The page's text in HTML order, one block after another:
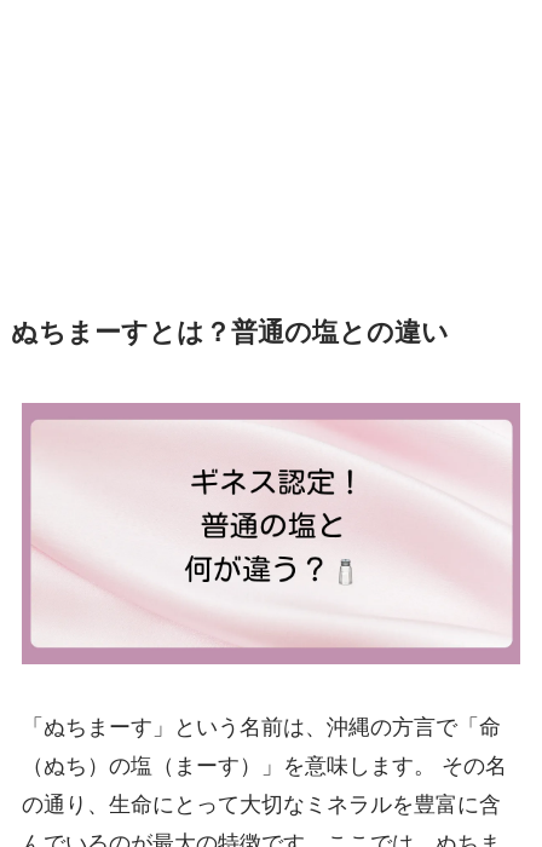
ぬちまーすとは？普通の塩との違い
「ぬちまーす」という名前は、沖縄の方言で「命
（ぬち）の塩（まーす）」を意味します。 その名
の通り、生命にとって大切なミネラルを豊富に含